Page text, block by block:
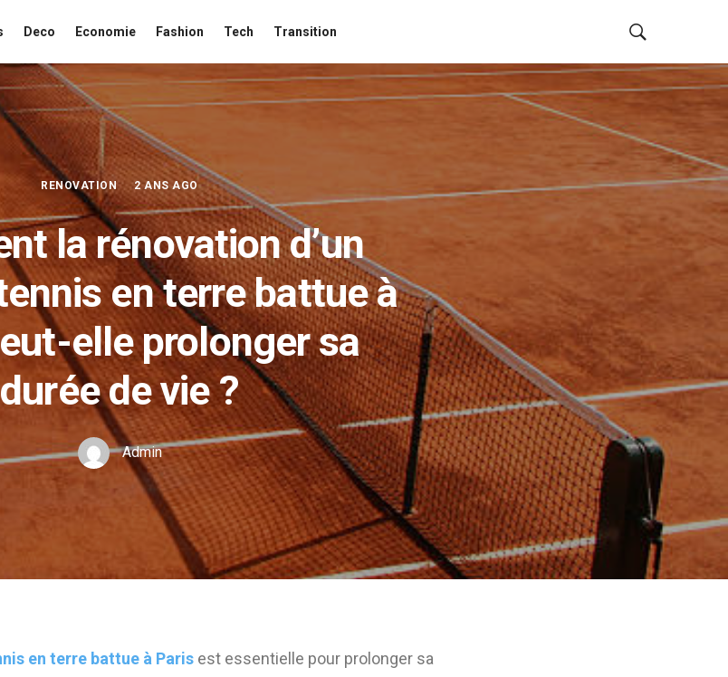
Deco Economie Fashion Tech Transition
RENOVATION 2 ANS AGO
la rénovation d’un
en terre battue à
elle prolonger sa
durée de vie ?
Admin
en terre battue à Paris est essentielle pour prolonger sa